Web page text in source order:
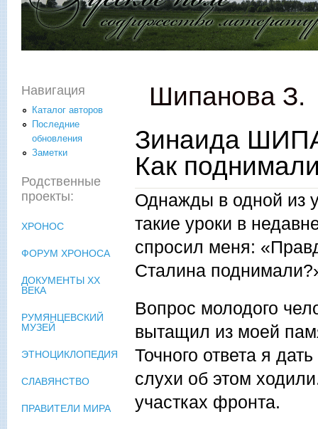
Шипанова З.
Зинаида
Как
Однажды в одной из
такие уроки в
спросил меня:
Сталина
Вопрос молодого
вытащил из моей
Точного ответа я
слухи об этом
участках фронта.
Навигация
Каталог авторов
Последние
обновления
Заметки
Родственные
проекты:
ХРОНОС
ФОРУМ ХРОНОСА
ДОКУМЕНТЫ XX
ВЕКА
РУМЯНЦЕВСКИЙ
МУЗЕЙ
ЭТНОЦИКЛОПЕДИЯ
СЛАВЯНСТВО
ПРАВИТЕЛИ МИРА